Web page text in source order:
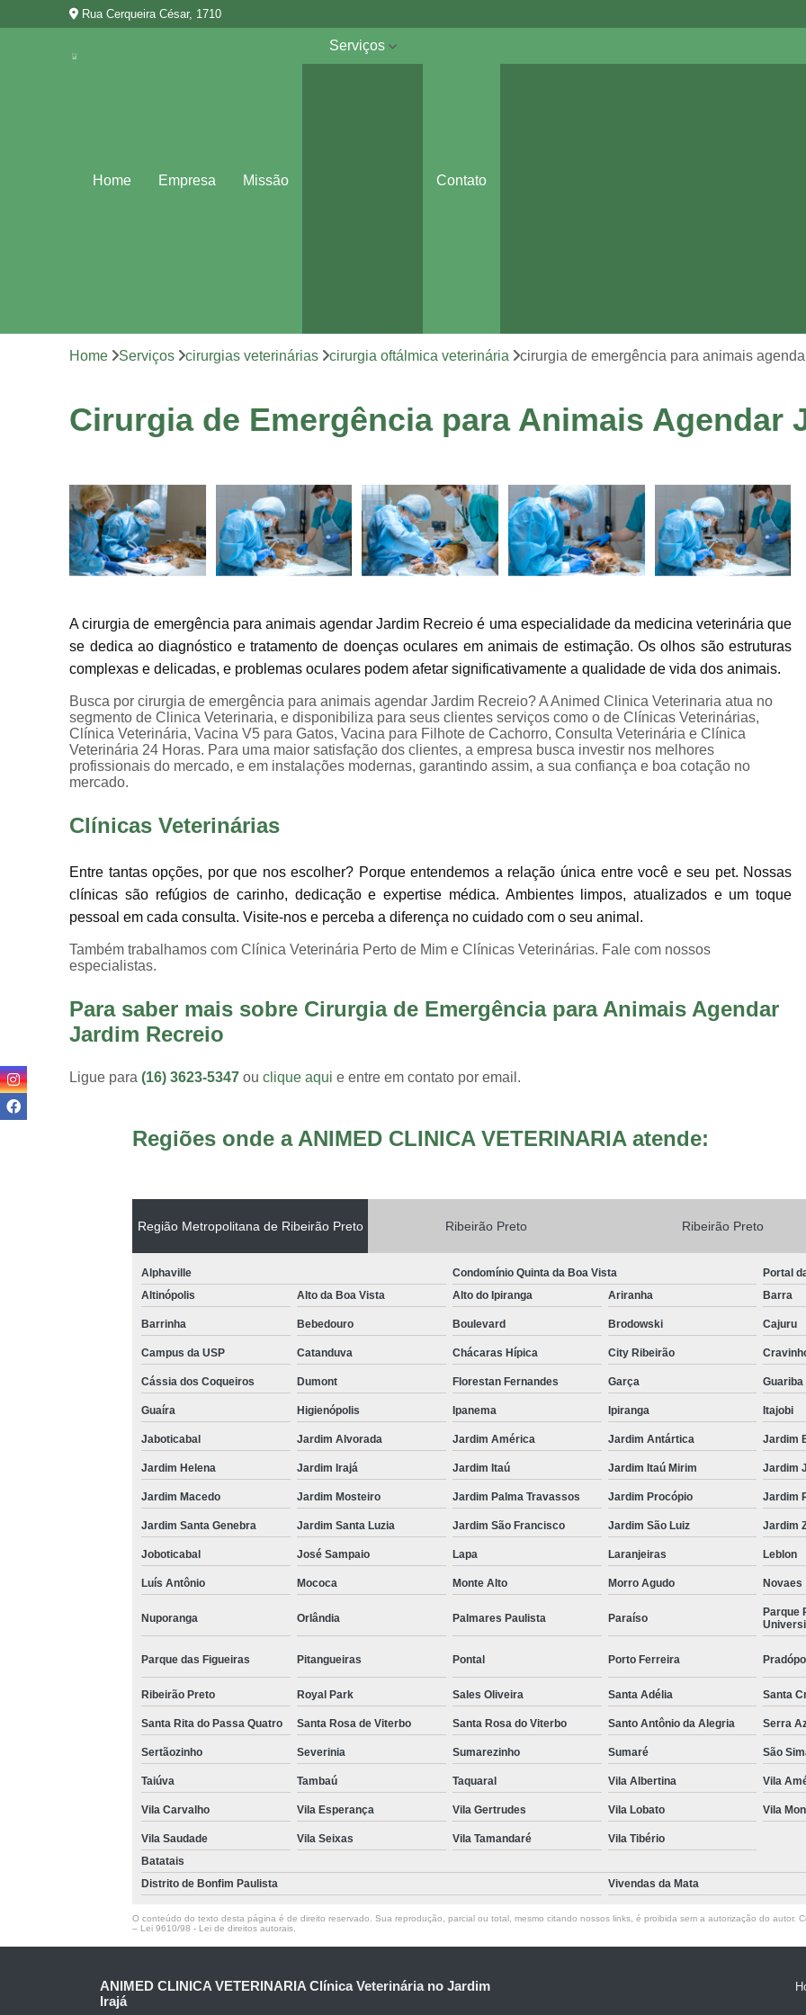
Rua Cerqueira César, 1710
Home Empresa Missão
Serviços
Vacina para
Contato
Clínica Veterinária Perto de Mim
Consulta de Veterinário
Consulta
Consulta Veterinária Sumaré
Veterinária Neurologista
Veterinária Oncologista
Veterinário Hematologista
Veterinário Ortopedista
Exame de
Exame Veterinário
Exame
Exames Laboratoriais Pet
Exames
Internação 24
Internação para Cães e Gatos
Internação para Pet
Internação
Vacina
Home Serviços cirurgias veterinárias cirurgia oftálmica veterinária cirurgia de emergência para animais
Cirurgia de Emergência para Animais Agendar
A cirurgia de emergência para animais agendar Jardim Recreio é uma especialidade da medicina veterinária que
se dedica ao diagnóstico e tratamento de doenças oculares em animais de estimação. Os olhos são estruturas
complexas e delicadas, e problemas oculares podem afetar significativamente a qualidade de vida dos animais.
Busca por cirurgia de emergência para animais agendar Jardim Recreio? A Animed Clinica Veterinaria atua no
segmento de Clinica Veterinaria, e disponibiliza para seus clientes serviços como o de Clínicas Veterinárias,
Clínica Veterinária, Vacina V5 para Gatos, Vacina para Filhote de Cachorro, Consulta Veterinária e Clínica
Veterinária 24 Horas. Para uma maior satisfação dos clientes, a empresa busca investir nos melhores
profissionais do mercado, e em instalações modernas, garantindo assim, a sua confiança e boa cotação no
mercado.
Clínicas Veterinárias
Entre tantas opções, por que nos escolher? Porque entendemos a relação única entre você e seu pet. Nossas
clínicas são refúgios de carinho, dedicação e expertise médica. Ambientes limpos, atualizados e um toque
pessoal em cada consulta. Visite-nos e perceba a diferença no cuidado com o seu animal.
Também trabalhamos com Clínica Veterinária Perto de Mim e Clínicas Veterinárias. Fale com nossos
especialistas.
Para saber mais sobre Cirurgia de Emergência para Animais Agendar
Jardim Recreio
Ligue para(16) 3623-5347ouclique aqui e entre em contato por email.
Regiões onde a ANIMED CLINICA VETERINARIA atende:
Região Metropolitana de Ribeirão Preto Ribeirão Preto Ribeirão Preto
Alphaville Condomínio Quinta da Boa Vista
Portal
Altinópolis
Alto da Boa Vista Alto do Ipiranga Ariranha Barra
Barrinha Bebedouro Boulevard Brodowski Cajuru
Campus da USP Catanduva Chácaras Hípica City Ribeirão
Cássia dos Coqueiros Dumont Florestan Fernandes Garça Guariba
Guaíra Higienópolis Ipanema Ipiranga Itajobi
Jaboticabal Jardim Alvorada Jardim América Jardim Antártica Jardim
Jardim Helena Jardim Irajá Jardim Itaú Jardim Itaú Mirim Jardim
Jardim Macedo Jardim Mosteiro Jardim Palma Travassos Jardim Procópio Jardim
Jardim Santa Genebra Jardim Santa Luzia Jardim São Francisco Jardim São Luiz Jardim
Joboticabal José Sampaio Lapa Laranjeiras Leblon
Luís Antônio Mococa Monte Alto Morro Agudo Novaes
Nuporanga Orlândia Palmares Paulista Paraíso
Parque
Parque das Figueiras Pitangueiras Pontal Porto Ferreira
Ribeirão Preto Royal Park Sales Oliveira Santa Adélia Santa
Santa Rita do Passa Quatro Santa Rosa de Viterbo Santa Rosa do Viterbo Santo Antônio da Alegria Serra
Sertãozinho Severinia Sumarezinho Sumaré São
Taiúva Tambaú Taquaral Vila Albertina Vila
Vila Carvalho Vila Esperança Vila Gertrudes Vila Lobato Vila
Vila Saudade Vila Seixas Vila Tamandaré
Vila Tibério
Batatais
Distrito de Bonfim Paulista
Vivendas da Mata
O conteúdo do texto desta página é de direito reservado. Sua reprodução, parcial ou total, mesmo citando nossos links, é proibida sem a autorização do autor.
– Lei 9610/98 - Lei de direitos autorais.
ANIMED CLINICA VETERINARIA Clínica Veterinária no Jardim
Irajá